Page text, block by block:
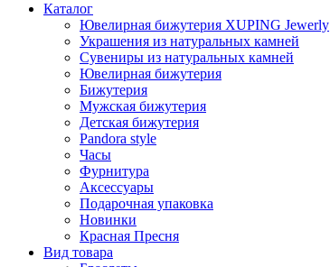
Каталог
Ювелирная бижутерия XUPING Jewerly
Украшения из натуральных камней
Сувениры из натуральных камней
Ювелирная бижутерия
Бижутерия
Мужская бижутерия
Детская бижутерия
Pandora style
Часы
Фурнитура
Аксеcсуары
Подарочная упаковка
Новинки
Красная Пресня
Вид товара